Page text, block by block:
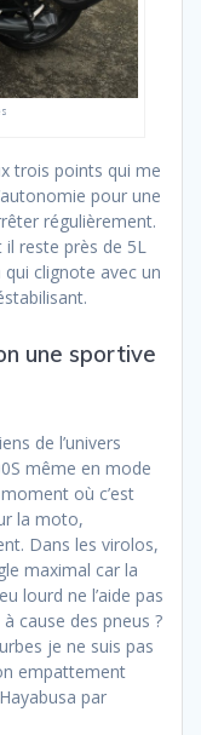
trois points qui me
pour une
régulièrement.
reste près de 5L
clignote avec un
une sportive
de l’univers
même en mode
où c’est
la moto,
Dans les virolos,
maximal car la
lourd ne l’aide pas
cause des pneus ?
je ne suis pas
empattement
par